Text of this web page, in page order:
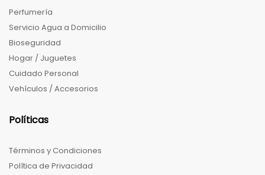
Perfumería
Servicio Agua a Domicilio
Bioseguridad
Hogar / Juguetes
Cuidado Personal
Vehículos / Accesorios
Políticas
Términos y Condiciones
Política de Privacidad